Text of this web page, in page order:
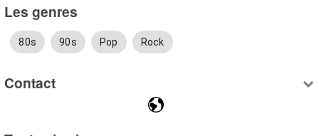
Les genres
80s 90s Pop Rock
Contact